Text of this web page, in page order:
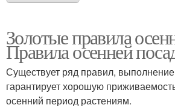
Золотые правила
Правила осенней
Существует ряд правил,
гарантирует хорошую
осенний период растениям.